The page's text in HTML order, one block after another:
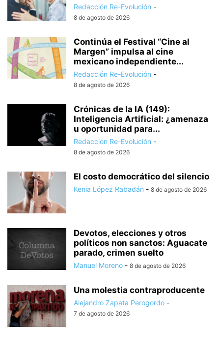
Redacción Re-Evolución -
8 de agosto de 2026
Continúa el Festival “Cine al
Margen” impulsa al cine
mexicano independiente...
Redacción Re-Evolución -
8 de agosto de 2026
Crónicas de la IA (149):
Inteligencia Artificial: ¿amenaza
u oportunidad para...
Redacción Re-Evolución -
8 de agosto de 2026
El costo democrático del silencio
Kenia López Rabadán - 8 de agosto de 2026
Devotos, elecciones y otros
políticos non sanctos: Aguacate
parado, crimen suelto
Manuel Moreno - 8 de agosto de 2026
Una molestia contraproducente
Alejandro Zapata Perogordo -
7 de agosto de 2026